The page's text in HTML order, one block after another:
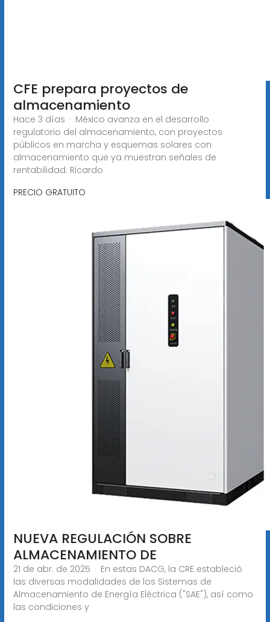
CFE prepara proyectos de
almacenamiento
Hace 3 días · México avanza en el desarrollo
regulatorio del almacenamiento, con proyectos
públicos en marcha y esquemas solares con
almacenamiento que ya muestran señales de
rentabilidad. Ricardo
PRECIO GRATUITO
NUEVA REGULACIÓN SOBRE
ALMACENAMIENTO DE
21 de abr. de 2025 · En estas DACG, la CRE estableció
las diversas modalidades de los Sistemas de
Almacenamiento de Energía Eléctrica ("SAE"), así como
las condiciones y